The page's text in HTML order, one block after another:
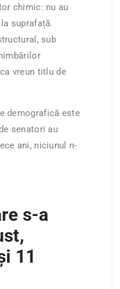
chimic: nu au
suprafață.
sub
vreun titlu de
demografică este
senatori au
ani, niciunul n-
s-a
11